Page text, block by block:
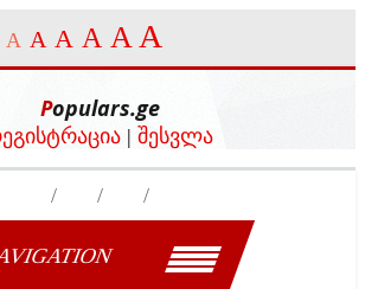
A A A A A A
Populars.ge
| შესვლა